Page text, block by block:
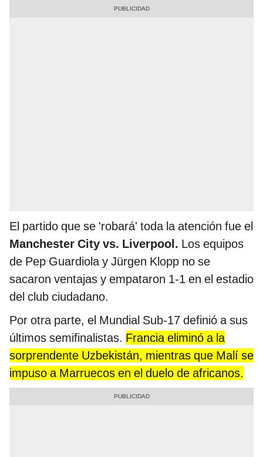
El partido que se 'robará' toda la atención fue el
Manchester City vs. Liverpool. Los equipos
de Pep Guardiola y Jürgen Klopp no se
sacaron ventajas y empataron 1-1 en el estadio
del club ciudadano.
Por otra parte, el Mundial Sub-17 definió a sus
últimos semifinalistas. Francia eliminó a la
sorprendente Uzbekistán, mientras que Malí se
impuso a Marruecos en el duelo de africanos.